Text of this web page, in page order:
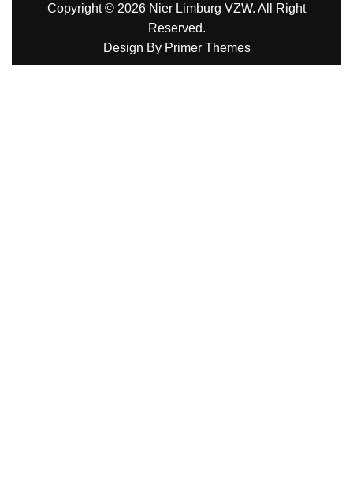
Copyright © 2026 Nier Limburg VZW. All Right
Reserved.
Design By Primer Themes